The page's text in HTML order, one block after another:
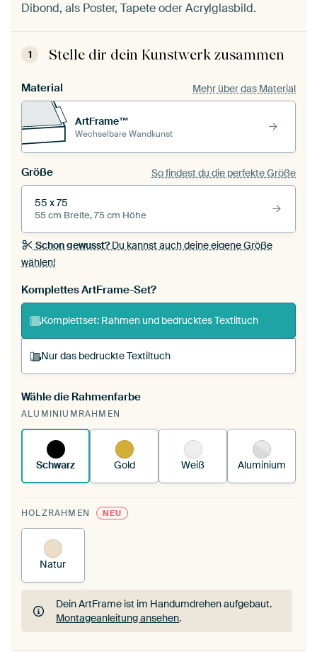
Dibond, als Poster, Tapete oder Acrylglasbild.
1 Stelle dir dein Kunstwerk zusammen
Material Mehr über das Material
ArtFrame™
Wechselbare Wandkunst
Größe So findest du die perfekte Größe
55 x 75
55 cm Breite, 75 cm Höhe
Schon gewusst?Du kannst auch deine eigene Größe
wählen!
Komplettes ArtFrame-Set?
Komplettset: Rahmen und bedrucktes Textiltuch
Nur das bedruckte Textiltuch
Du spannst einen wechselbaren Textiltuch in
deinen vorhandenen ArtFrame™.
es.
Wähle die Rahmenfarbe
ALUMINIUMRAHMEN
Schwarz Gold Weiß Aluminium
HOLZRAHMEN NEU
Natur
Dein ArtFrame ist im Handumdrehen aufgebaut.
Montageanleitung ansehen.